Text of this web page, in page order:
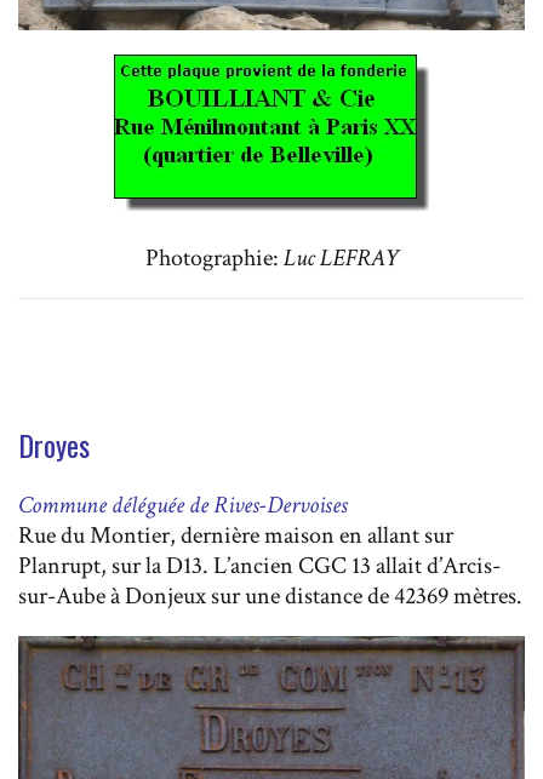
Photographie:Luc LEFRAY
Droyes
Commune déléguée de Rives-Dervoises
Rue du Montier, dernière maison en allant sur
Planrupt, sur la D13. L’ancien CGC 13 allait d’Arcis-
sur-Aube à Donjeux sur une distance de 42369 mètres.